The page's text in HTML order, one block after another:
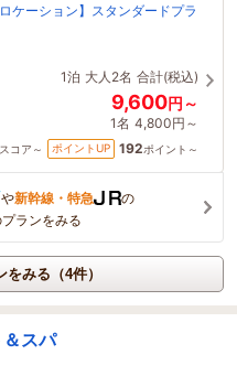
ケーション】スタンダードプラ
1泊 大人2名 合計(税込)
9,600円～
1名 4,800円～
スコア～ ポイントUP 192ポイント～
や新幹線・特急
の
ランをみる
みる（4件）
スパ